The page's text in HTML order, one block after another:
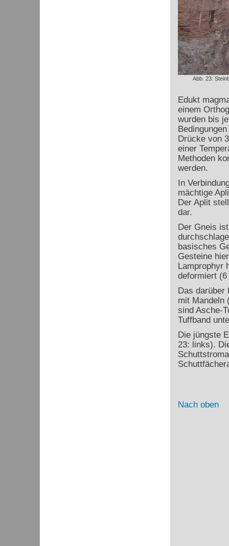
Abb. 23:
Edukt
einem
wurden bis
Drücke von
einer
Methoden
werden.
In
mächtige
Der Aplit
dar.
Der Gneis
basisches
Gesteine
Lamprophyr
deformiert
Das darüber
mit Mandeln
sind Asche-
Tuffband
Die jüngste
23: links).
Nach oben